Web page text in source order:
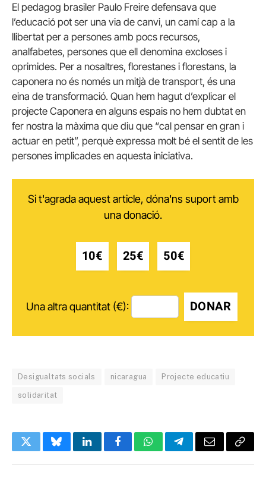
El pedagog brasiler Paulo Freire defensava que
l’educació pot ser una via de canvi, un camí cap a la
llibertat per a persones amb pocs recursos,
analfabetes, persones que ell denomina excloses i
oprimides. Per a nosaltres, florestanes i florestans, la
caponera no és només un mitjà de transport, és una
eina de transformació. Quan hem hagut d’explicar el
projecte Caponera en alguns espais no hem dubtat en
fer nostra la màxima que diu que “cal pensar en gran i
actuar en petit”, perquè expressa molt bé el sentit de les
persones implicades en aquesta iniciativa.
Si t'agrada aquest article, dóna'ns suport amb
una donació.
10€ 25€ 50€
Una altra quantitat (€): DONAR
Desigualtats socials nicaragua Projecte educatiu
solidaritat
TwitterBlueskyLinkedInFacebookWhatsAppTelegramEmail Copy